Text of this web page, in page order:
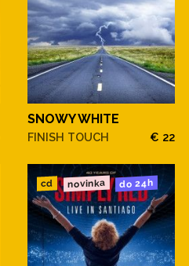
SNOWY WHITE
FINISH TOUCH € 22
cd novinka do 24h